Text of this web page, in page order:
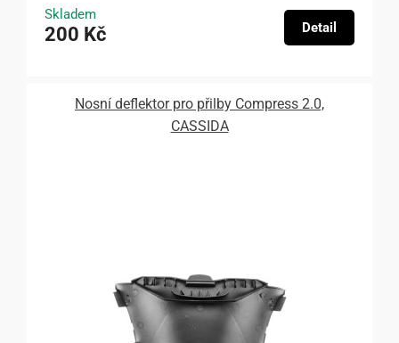
Skladem
200 Kč Detail
Nosní deflektor pro přilby Compress 2.0,
CASSIDA